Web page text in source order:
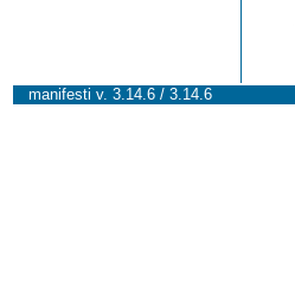
manifesti v. 3.14.6 / 3.14.6